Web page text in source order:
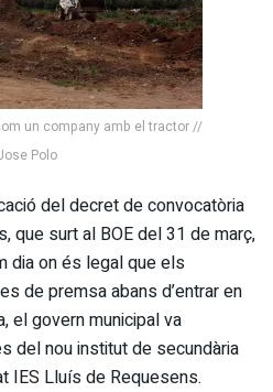
un company amb el tractor //
Polo
del decret de convocatòria
que surt al BOE del 31 de març,
dia on és legal que els
de premsa abans d’entrar en
el govern municipal va
del nou institut de secundària
IES Lluís de Requesens.